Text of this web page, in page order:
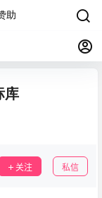
助
库
关注 私信